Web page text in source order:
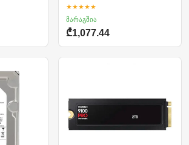
★★★★★
მარაგშია
₾1,077.44